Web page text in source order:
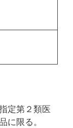
定第２類医
に限る。